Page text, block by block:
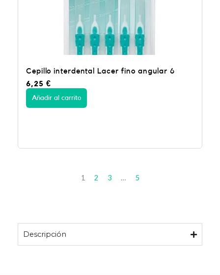
Cepillo interdental Lacer fino angular 6
6,25 €
Añadir al carrito
1 2 3 … 5
Descripción